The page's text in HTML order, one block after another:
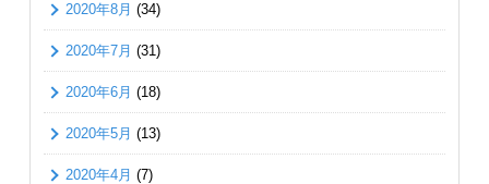
2020年8月 (34)
2020年7月 (31)
2020年6月 (18)
2020年5月 (13)
2020年4月 (7)